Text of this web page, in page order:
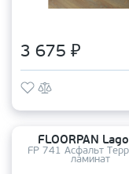
3 675 ₽
FLOORPAN
FP 741 Асфальт
ламинат